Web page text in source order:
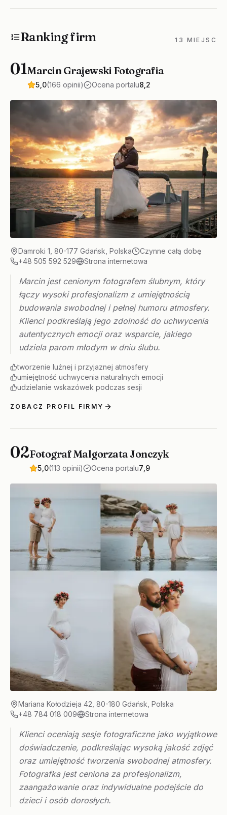
Ranking firm 13 MIEJSC
01Marcin Grajewski Fotografia
5,0(166 opinii) Ocena portalu8,2
Damroki 1, 80-177 Gdańsk, Polska
Czynne całą dobę
+48 505 592 529
Strona internetowa
Marcin jest cenionym fotografem ślubnym, który
łączy wysoki profesjonalizm z umiejętnością
budowania swobodnej i pełnej humoru atmosfery.
Klienci podkreślają jego zdolność do uchwycenia
autentycznych emocji oraz wsparcie, jakiego
udziela parom młodym w dniu ślubu.
tworzenie luźnej i przyjaznej atmosfery
umiejętność uchwycenia naturalnych emocji
udzielanie wskazówek podczas sesji
ZOBACZ PROFIL FIRMY
02Fotograf Malgorzata Jonczyk
5,0(113 opinii) Ocena portalu7,9
Mariana Kołodzieja 42, 80-180 Gdańsk, Polska
+48 784 018 009
Strona internetowa
Klienci oceniają sesje fotograficzne jako wyjątkowe
doświadczenie, podkreślając wysoką jakość zdjęć
oraz umiejętność tworzenia swobodnej atmosfery.
Fotografka jest ceniona za profesjonalizm,
zaangażowanie oraz indywidualne podejście do
dzieci i osób dorosłych.